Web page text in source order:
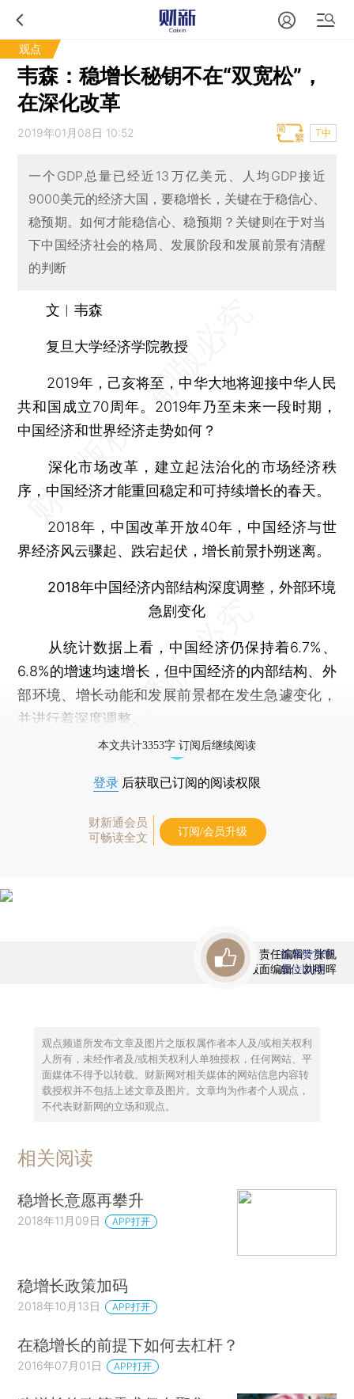
观点
韦森：稳增长秘钥不在“双宽松”，
在深化改革
2019年01月08日 10:52 T中
一个GDP总量已经近13万亿美元、人均GDP接近
9000美元的经济大国，要稳增长，关键在于稳信心、
稳预期。如何才能稳信心、稳预期？关键则在于对当
下中国经济社会的格局、发展阶段和发展前景有清醒
的判断
文︱韦森
复旦大学经济学院教授
2019年，己亥将至，中华大地将迎接中华人民
共和国成立70周年。2019年乃至未来一段时期，
中国经济和世界经济走势如何？
深化市场改革，建立起法治化的市场经济秩
序，中国经济才能重回稳定和可持续增长的春天。
2018年，中国改革开放40年，中国经济与世
界经济风云骤起、跌宕起伏，增长前景扑朔迷离。
2018年中国经济内部结构深度调整，外部环境
急剧变化
从统计数据上看，中国经济仍保持着6.7%、
6.8%的增速均速增长，但中国经济的内部结构、外
部环境、增长动能和发展前景都在发生急遽变化，
并进行着深度调整。
本文共计3353字 订阅后继续阅读
登录 后获取已订阅的阅读权限
财新通会员
可畅读全文
订阅/会员升级
责任编辑：张帆
版面编辑：刘明晖
首席赞赏官
虚位以待
观点频道所发布文章及图片之版权属作者本人及/或相关权利
人所有，未经作者及/或相关权利人单独授权，任何网站、平
面媒体不得予以转载。财新网对相关媒体的网站信息内容转
载授权并不包括上述文章及图片。文章均为作者个人观点，
不代表财新网的立场和观点。
相关阅读
稳增长意愿再攀升
2018年11月09日 APP打开
稳增长政策加码
2018年10月13日 APP打开
在稳增长的前提下如何去杠杆？
2016年07月01日 APP打开